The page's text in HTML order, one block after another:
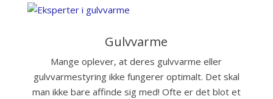
Gulvvarme
Mange oplever, at deres gulvvarme eller
gulvvarmestyring ikke fungerer optimalt. Det skal
man ikke bare affinde sig med! Ofte er det blot et